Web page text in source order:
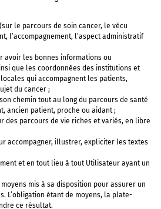
le parcours de soin cancer, le vécu
l’accompagnement, l’aspect administratif
avoir les bonnes informations ou
que les coordonnées des institutions et
qui accompagnent les patients,
du cancer ;
chemin tout au long du parcours de santé
ancien patient, proche ou aidant ;
des parcours de vie riches et variés, en libre
accompagner, illustrer, expliciter les textes
et en tout lieu à tout Utilisateur ayant un
mis à sa disposition pour assurer un
L’obligation étant de moyens, la plate-
ce résultat.